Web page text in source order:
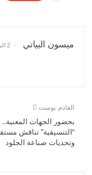
ميسون البياتي 2 المشاركات
القادم بوست
بحضور الجهات المعنية..
“التنسيقية” تناقش
وتحديات صناعة الجلود